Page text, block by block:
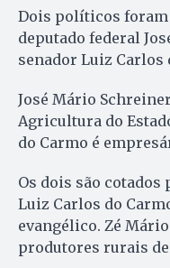
Dois políticos
deputado federal
senador Luiz Carlos
José Mário
Agricultura do
do Carmo é
Os dois são cotados
Luiz Carlos do
evangélico. Zé
produtores rurais de